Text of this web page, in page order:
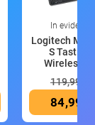
In evidenza
Logitech MX
S Tastiera
Wireless
119,99 €
84,99 €